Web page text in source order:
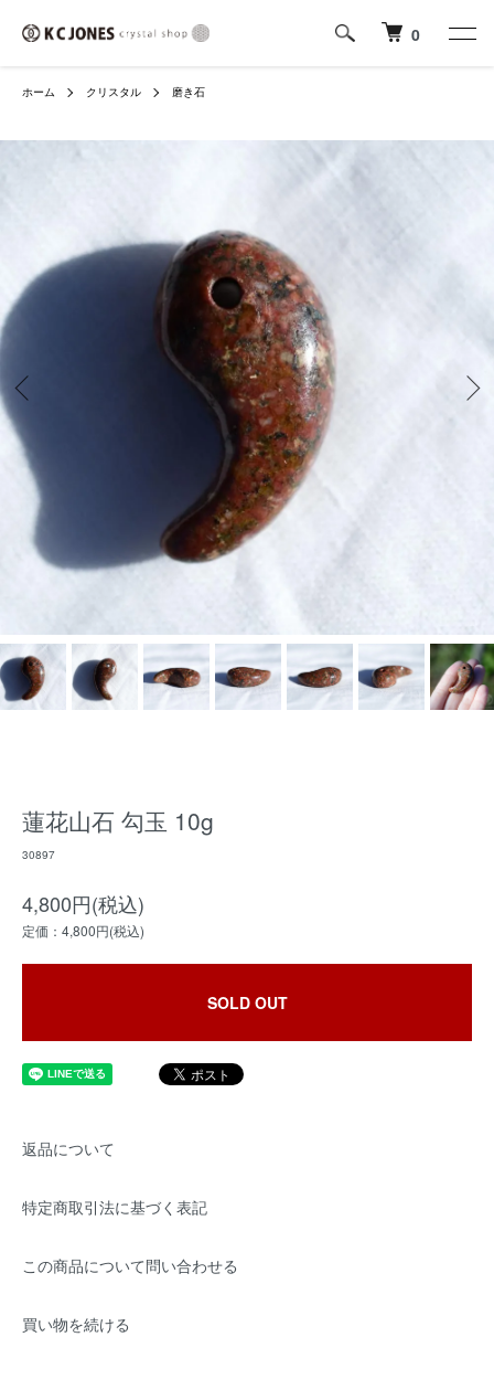
0
ホーム クリスタル 磨き石
蓮花山石 勾玉 10g
30897
4,800円(税込)
定価：4,800円(税込)
SOLD OUT
返品について
特定商取引法に基づく表記
この商品について問い合わせる
買い物を続ける